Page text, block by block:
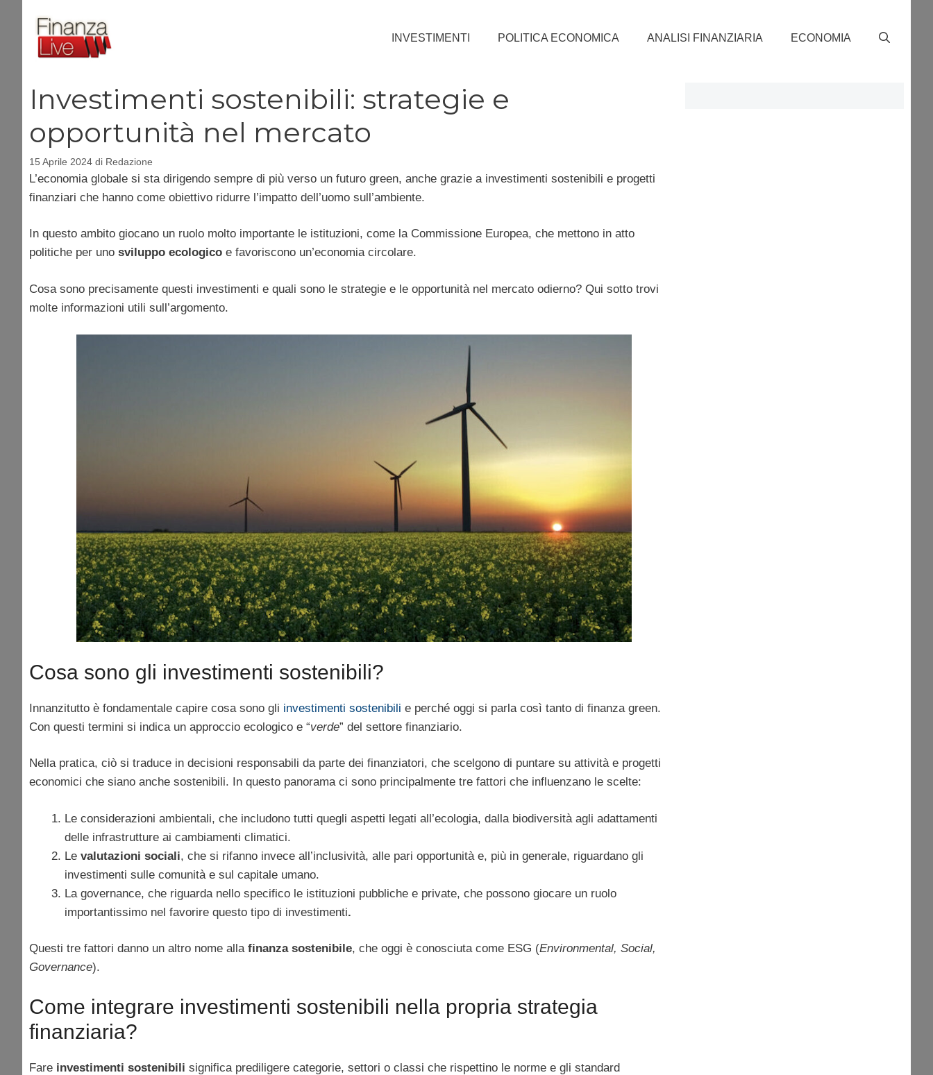
contenuto
INVESTIMENTI POLITICA ECONOMICA ANALISI FINANZIARIA ECONOMIA
Investimenti sostenibili: strategie e
opportunità nel mercato
15 Aprile 2024 di Redazione
L’economia globale si sta dirigendo sempre di più verso un futuro green, anche grazie a investimenti sostenibili e progetti
finanziari che hanno come obiettivo ridurre l’impatto dell’uomo sull’ambiente.
In questo ambito giocano un ruolo molto importante le istituzioni, come la Commissione Europea, che mettono in atto
politiche per uno sviluppo ecologico e favoriscono un’economia circolare.
Cosa sono precisamente questi investimenti e quali sono le strategie e le opportunità nel mercato odierno? Qui sotto trovi
molte informazioni utili sull’argomento.
Cosa sono gli investimenti sostenibili?
Innanzitutto è fondamentale capire cosa sono gli investimenti sostenibili e perché oggi si parla così tanto di finanza green.
Con questi termini si indica un approccio ecologico e “verde” del settore finanziario.
Nella pratica, ciò si traduce in decisioni responsabili da parte dei finanziatori, che scelgono di puntare su attività e progetti
economici che siano anche sostenibili. In questo panorama ci sono principalmente tre fattori che influenzano le scelte:
Le considerazioni ambientali, che includono tutti quegli aspetti legati all’ecologia, dalla biodiversità agli adattamenti
delle infrastrutture ai cambiamenti climatici.
Le valutazioni sociali, che si rifanno invece all’inclusività, alle pari opportunità e, più in generale, riguardano gli
investimenti sulle comunità e sul capitale umano.
La governance, che riguarda nello specifico le istituzioni pubbliche e private, che possono giocare un ruolo
importantissimo nel favorire questo tipo di investimenti.
Questi tre fattori danno un altro nome alla finanza sostenibile, che oggi è conosciuta come ESG (Environmental, Social,
Governance).
Come integrare investimenti sostenibili nella propria strategia
finanziaria?
Fare investimenti sostenibili significa prediligere categorie, settori o classi che rispettino le norme e gli standard